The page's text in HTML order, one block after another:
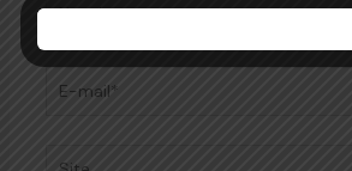
E-
Site